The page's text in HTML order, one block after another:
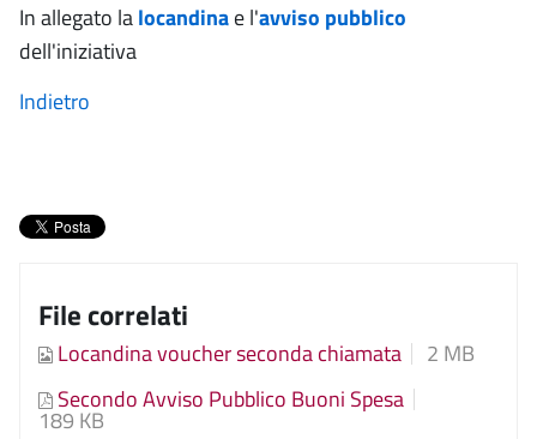
In allegato lalocandinae l'avviso pubblico
dell'iniziativa
Indietro
File correlati
Locandina voucher seconda chiamata
2 MB
Secondo Avviso Pubblico Buoni Spesa
189 KB